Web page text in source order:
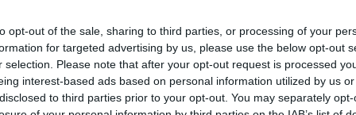
opt-out of the sale, sharing to third parties, or processing of your
for targeted advertising by us, please use the below opt-out
selection. Please note that after your opt-out request is processed
interest-based ads based on personal information utilized by us
to third parties prior to your opt-out. You may separately
Peste 25.000 de morți după
cutremure! În Turcia au început
arestările....